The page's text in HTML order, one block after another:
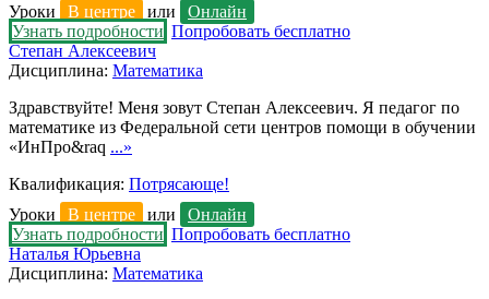
Уроки
В центре или
Онлайн
Узнать подробности Попробовать бесплатно
Степан Алексеевич
Дисциплина: Математика
Здравствуйте! Меня зовут Степан Алексеевич. Я педагог по
математике из Федеральной сети центров помощи в обучении
«ИнПро&raq ...»
Квалификация: Потрясающе!
Уроки
В центре или
Онлайн
Узнать подробности Попробовать бесплатно
Наталья Юрьевна
Дисциплина: Математика